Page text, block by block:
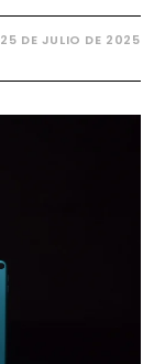
25 DE JULIO DE 2025